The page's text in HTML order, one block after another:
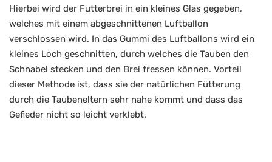
Hierbei wird der Futterbrei in ein kleines Glas gegeben,
welches mit einem abgeschnittenen Luftballon
verschlossen wird. In das Gummi des Luftballons wird ein
kleines Loch geschnitten, durch welches die Tauben den
Schnabel stecken und den Brei fressen können. Vorteil
dieser Methode ist, dass sie der natürlichen Fütterung
durch die Taubeneltern sehr nahe kommt und dass das
Gefieder nicht so leicht verklebt.